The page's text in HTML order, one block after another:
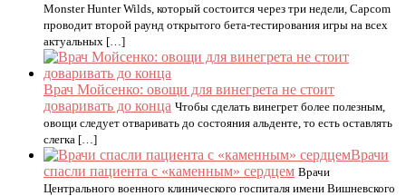
Monster Hunter Wilds, который состоится через три недели, Capcom
проводит второй раунд открытого бета-тестирования игры на всех
актуальных […]
Врач Мойсенко: овощи для винегрета не стоит
доваривать до конца Чтобы сделать винегрет более полезным,
овощи следует отваривать до состояния альденте, то есть оставлять
слегка […]
Врачи
спасли пациента с «каменным» сердцем Врачи
Центрального военного клинического госпиталя имени Вишневского